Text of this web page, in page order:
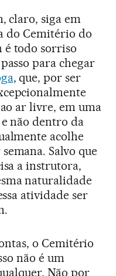
claro, siga em
do Cemitério do
é todo sorriso
para chegar
, que, por ser
ar livre, em uma
não dentro da
acolhe
Salvo que
a instrutora,
naturalidade
atividade ser
o Cemitério
não é um
Não por